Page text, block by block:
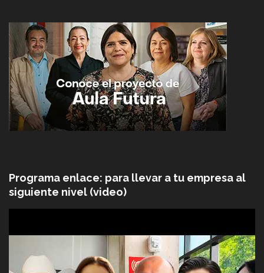
Programa enlace: para llevar a tu empresa al
siguiente nivel (video)